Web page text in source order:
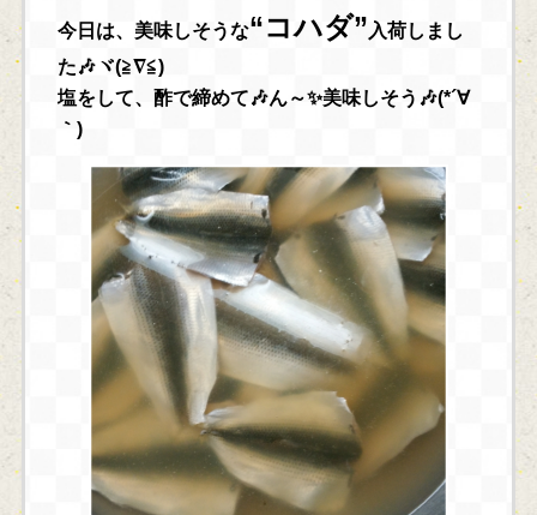
今日は、美味しそうな“コハダ” 入荷しまし
た🎶ヾ(≧∇≦)
塩をして、酢で締めて🎶ん～✨美味しそう🎶(*´∀
｀)